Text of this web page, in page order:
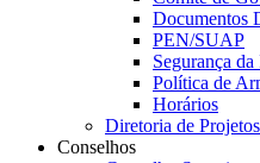
Documentos
PEN/SUAP
Segurança
Política de
Horários
Diretoria de
Conselhos